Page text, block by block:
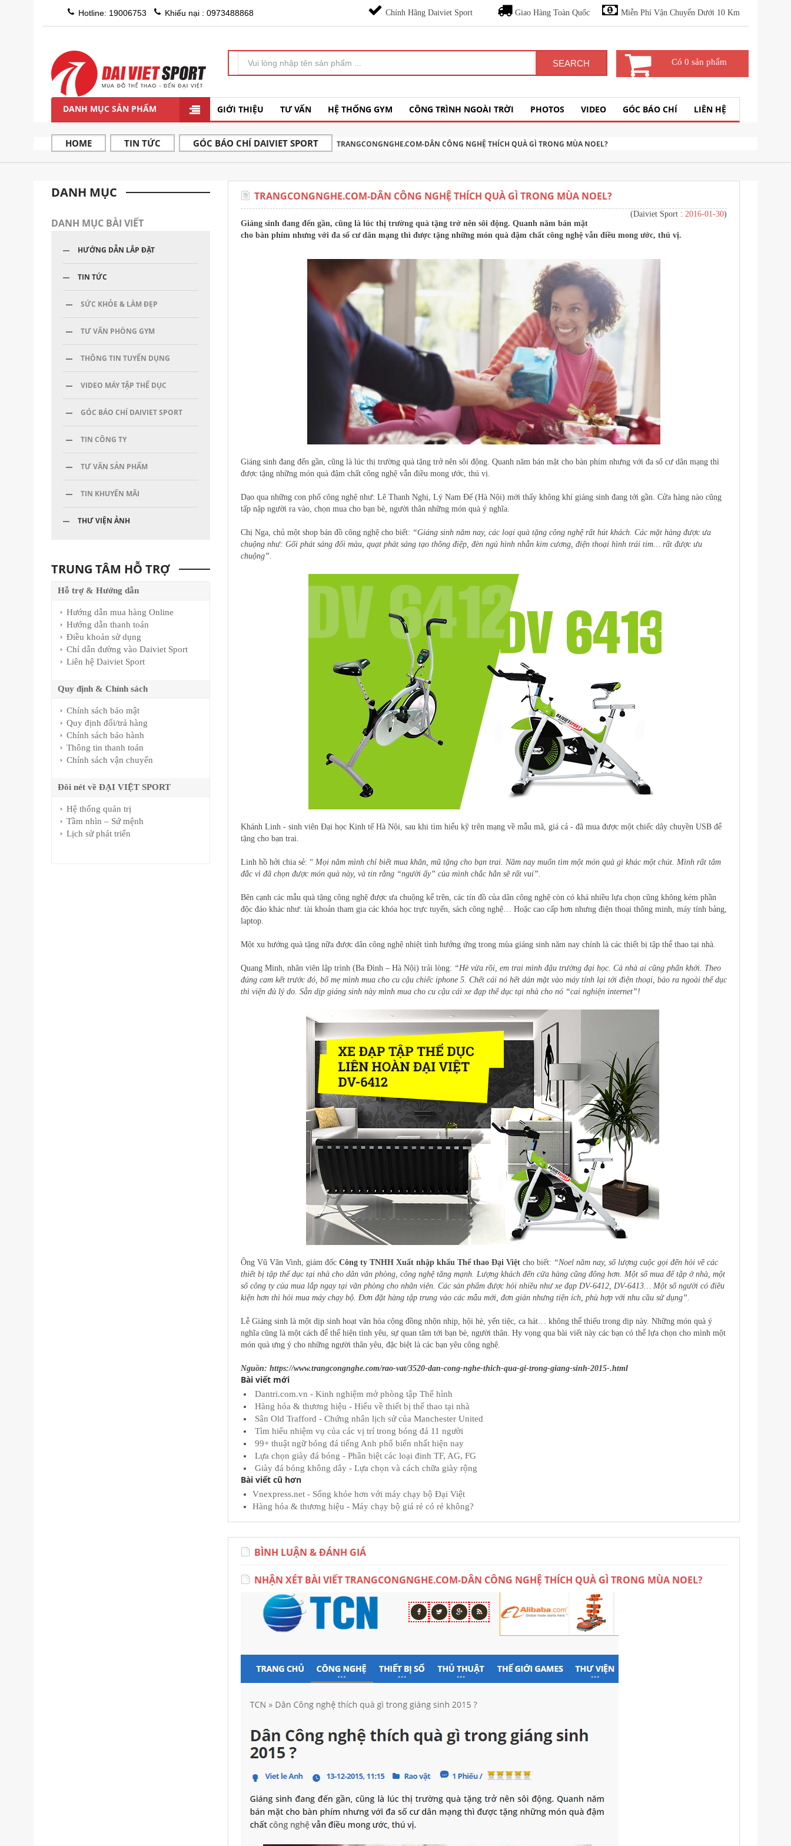
Hotline: 19006753 Khiếu nại : 0973488868 Chính Hãng Daiviet Sport Giao Hàng Toàn Quốc Miễn Phí Vận Chuyển Dưới 10 Km
SEARCH Có 0 sản phẩm
DANH MỤC SẢN PHẨM GIỚI THIỆU TƯ VẤN HỆ THỐNG GYM CÔNG TRÌNH NGOÀI TRỜI PHOTOS VIDEO GÓC BÁO CHÍ LIÊN HỆ
HOME TIN TỨC GÓC BÁO CHÍ DAIVIET SPORT TRANGCONGNGHE.COM-DÂN CÔNG NGHỆ THÍCH QUÀ GÌ TRONG MÙA NOEL?
DANH MỤC
DANH MỤC BÀI VIẾT
HƯỚNG DẪN LẮP ĐẶT
TIN TỨC
SỨC KHỎE & LÀM ĐẸP
TƯ VẤN PHÒNG GYM
THÔNG TIN TUYỂN DỤNG
VIDEO MÁY TẬP THỂ DỤC
GÓC BÁO CHÍ DAIVIET SPORT
TIN CÔNG TY
TƯ VẤN SẢN PHẨM
TIN KHUYẾN MÃI
THƯ VIỆN ẢNH
TRUNG TÂM HỖ TRỢ
Hỗ trợ & Hướng dẫn
Hướng dẫn mua hàng Online
Hướng dẫn thanh toán
Điều khoản sử dụng
Chỉ dẫn đường vào Daiviet Sport
Liên hệ Daiviet Sport
Quy định & Chính sách
Chính sách bảo mật
Quy định đổi/trả hàng
Chính sách bảo hành
Thông tin thanh toán
Chính sách vận chuyển
Đôi nét về ĐẠI VIỆT SPORT
Hệ thống quản trị
Tầm nhìn – Sứ mệnh
Lịch sử phát triển
TRANGCONGNGHE.COM-DÂN CÔNG NGHỆ THÍCH QUÀ GÌ TRONG MÙA NOEL?
(Daiviet Sport : 2016-01-30)
Giáng sinh đang đến gần, cũng là lúc thị trường quà tặng trở nên sôi động. Quanh năm bán mặt
cho bàn phím nhưng với đa số cư dân mạng thì được tặng những món quà đậm chất công nghệ vẫn điều mong ước, thú vị.
Giáng sinh đang đến gần, cũng là lúc thị trường quà tặng trở nên sôi động. Quanh năm bán mặt cho bàn phím nhưng với đa số cư dân mạng thì
được tặng những món quà đậm chất công nghệ vẫn điều mong ước, thú vị.
Dạo qua những con phố công nghệ như: Lê Thanh Nghị, Lý Nam Đế (Hà Nội) mới thấy không khí giáng sinh đang tới gần. Cửa hàng nào cũng
tấp nập người ra vào, chọn mua cho bạn bè, người thân những món quà ý nghĩa.
Chị Nga, chủ một shop bán đồ công nghệ cho biết: “Giáng sinh năm nay, các loại quà tặng công nghệ rất hút khách. Các mặt hàng được ưa
chuộng như: Gối phát sáng đổi màu, quạt phát sáng tạo thông điệp, đèn ngủ hình nhẫn kim cương, điện thoại hình trái tim… rất được ưu
chuộng”.
Khánh Linh - sinh viên Đại học Kinh tế Hà Nội, sau khi tìm hiểu kỹ trên mạng về mẫu mã, giá cả - đã mua được một chiếc dây chuyền USB để
tặng cho bạn trai.
Linh hồ hởi chia sẻ: “ Mọi năm mình chỉ biết mua khăn, mũ tặng cho bạn trai. Năm nay muốn tìm một món quà gì khác một chút. Mình rất tâm
đắc vì đã chọn được món quà này, và tin rằng “người ấy” của mình chắc hẳn sẽ rất vui”.
Bên cạnh các mẫu quà tặng công nghệ được ưa chuộng kể trên, các tín đồ của dân công nghệ còn có khá nhiều lựa chọn cũng không kém phần
độc đáo khác như: tài khoản tham gia các khóa học trực tuyến, sách công nghệ… Hoặc cao cấp hơn nhưng điện thoại thông minh, máy tính bảng,
laptop.
Một xu hướng quà tặng nữa được dân công nghệ nhiệt tình hưởng ứng trong mùa giáng sinh năm nay chính là các thiết bị tập thể thao tại nhà.
Quang Minh, nhân viên lập trình (Ba Đình – Hà Nội) trải lòng: “Hè vừa rồi, em trai mình đậu trường đại học. Cả nhà ai cũng phấn khởi. Theo
đúng cam kết trước đó, bố mẹ mình mua cho cu cậu chiếc iphone 5. Chết cái nó hết dán mặt vào máy tính lại tới điện thoại, bảo ra ngoài thể dục
thì viện đủ lý do. Sẵn dịp giáng sinh này mình mua cho cu cậu cái xe đạp thể dục tại nhà cho nó “cai nghiện internet”!
Ông Vũ Văn Vinh, giám đốc Công ty TNHH Xuất nhập khẩu Thể thao Đại Việt cho biết: “Noel năm nay, số lượng cuộc gọi đến hỏi về các
thiết bị tập thể dục tại nhà cho dân văn phòng, công nghệ tăng mạnh. Lượng khách đến cửa hàng cũng đông hơn. Một số mua để tập ở nhà, một
số công ty của mua lắp ngay tại văn phòng cho nhân viên. Các sản phẩm được hỏi nhiều như xe đạp DV-6412, DV-6413… Một số người có điều
kiện hơn thì hỏi mua máy chạy bộ. Đơn đặt hàng tập trung vào các mẫu mới, đơn giản nhưng tiện ích, phù hợp với nhu cầu sử dụng”.
Lễ Giáng sinh là một dịp sinh hoạt văn hóa cộng đồng nhộn nhịp, hội hè, yến tiệc, ca hát… không thể thiếu trong dịp này. Những món quà ý
nghĩa cũng là một cách để thể hiện tình yêu, sự quan tâm tới bạn bè, người thân. Hy vọng qua bài viết này các bạn có thể lựa chọn cho mình một
món quà ưng ý cho những người thân yêu, đặc biệt là các bạn yêu công nghệ.
Nguồn: https://www.trangcongnghe.com/rao-vat/3520-dan-cong-nghe-thich-qua-gi-trong-giang-sinh-2015-.html
Bài viết mới
Dantri.com.vn - Kinh nghiệm mở phòng tập Thể hình
Hàng hóa & thương hiệu - Hiểu về thiết bị thể thao tại nhà
Sân Old Trafford - Chứng nhân lịch sử của Manchester United
Tìm hiểu nhiệm vụ của các vị trí trong bóng đá 11 người
99+ thuật ngữ bóng đá tiếng Anh phổ biến nhất hiện nay
Lựa chọn giày đá bóng - Phân biệt các loại đinh TF, AG, FG
Giày đá bóng không dây - Lựa chọn và cách chữa giày rộng
Bài viết cũ hơn
Vnexpress.net - Sống khỏe hơn với máy chạy bộ Đại Việt
Hàng hóa & thương hiệu - Máy chạy bộ giá rẻ có rẻ không?
BÌNH LUẬN & ĐÁNH GIÁ
NHẬN XÉT BÀI VIẾT TRANGCONGNGHE.COM-DÂN CÔNG NGHỆ THÍCH QUÀ GÌ TRONG MÙA NOEL?